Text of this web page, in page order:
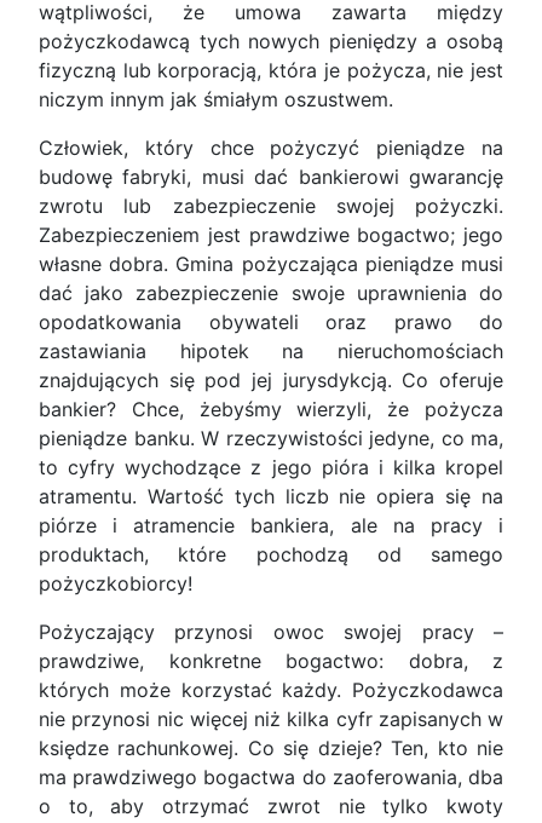
wątpliwości, że umowa zawarta między
pożyczkodawcą tych nowych pieniędzy a osobą
fizyczną lub korporacją, która je pożycza, nie jest
niczym innym jak śmiałym oszustwem.
Człowiek, który chce pożyczyć pieniądze na
budowę fabryki, musi dać bankierowi gwarancję
zwrotu lub zabezpieczenie swojej pożyczki.
Zabezpieczeniem jest prawdziwe bogactwo; jego
własne dobra. Gmina pożyczająca pieniądze musi
dać jako zabezpieczenie swoje uprawnienia do
opodatkowania obywateli oraz prawo do
zastawiania hipotek na nieruchomościach
znajdujących się pod jej jurysdykcją. Co oferuje
bankier? Chce, żebyśmy wierzyli, że pożycza
pieniądze banku. W rzeczywistości jedyne, co ma,
to cyfry wychodzące z jego pióra i kilka kropel
atramentu. Wartość tych liczb nie opiera się na
piórze i atramencie bankiera, ale na pracy i
produktach, które pochodzą od samego
pożyczkobiorcy!
Pożyczający przynosi owoc swojej pracy –
prawdziwe, konkretne bogactwo: dobra, z
których może korzystać każdy. Pożyczkodawca
nie przynosi nic więcej niż kilka cyfr zapisanych w
księdze rachunkowej. Co się dzieje? Ten, kto nie
ma prawdziwego bogactwa do zaoferowania, dba
o to, aby otrzymać zwrot nie tylko kwoty